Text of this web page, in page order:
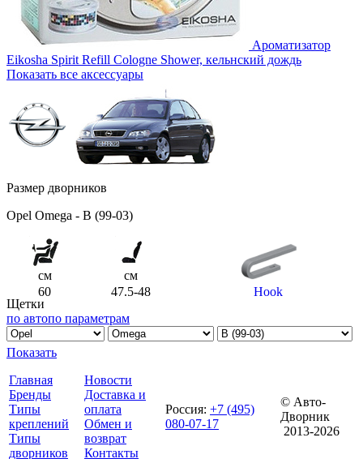
Ароматизатор
Eikosha Spirit Refill Cologne Shower, кельнский дождь
Показать все аксессуары
Размер дворников
Opel Omega - B (99-03)
см
см
60
47.5-48
Hook
Щетки
по автопо параметрам
Показать
Главная
Бренды
Типы
креплений
Типы
дворников
Новости
Доставка и
оплата
Обмен и
возврат
Контакты
Россия: +7 (495)
080-07-17
© Авто-
Дворник
2013-2026